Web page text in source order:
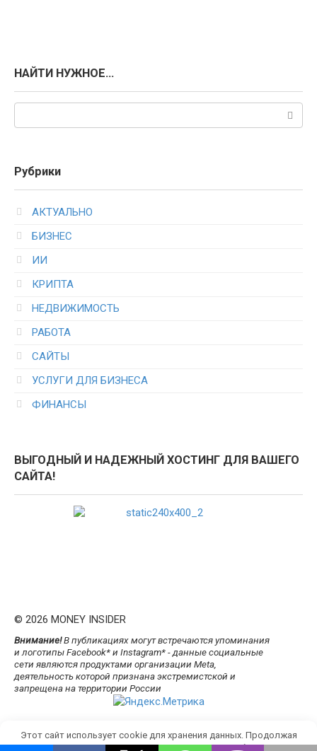
НАЙТИ НУЖНОЕ…
Рубрики
АКТУАЛЬНО
БИЗНЕС
ИИ
КРИПТА
НЕДВИЖИМОСТЬ
РАБОТА
САЙТЫ
УСЛУГИ ДЛЯ БИЗНЕСА
ФИНАНСЫ
ВЫГОДНЫЙ И НАДЕЖНЫЙ ХОСТИНГ ДЛЯ ВАШЕГО
САЙТА!
© 2026 MONEY INSIDER
Внимание!В публикациях могут встречаются упоминания
и логотипы Facebook* и Instagram* - данные социальные
сети являются продуктами организации Meta,
деятельность которой признана экстремистской и
запрещена на территории России
Этот сайт использует cookie для хранения данных. Продолжая
использовать сайт, Вы даете свое согласие на работу с этими